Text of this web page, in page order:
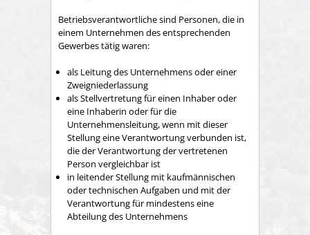
Betriebsverantwortliche sind Personen, die in
einem Unternehmen des entsprechenden
Gewerbes tätig waren:
als Leitung des Unternehmens oder einer
Zweigniederlassung
als Stellvertretung für einen Inhaber oder
eine Inhaberin oder für die
Unternehmensleitung, wenn mit dieser
Stellung eine Verantwortung verbunden ist,
die der Verantwortung der vertretenen
Person vergleichbar ist
in leitender Stellung mit kaufmännischen
oder technischen Aufgaben und mit der
Verantwortung für mindestens eine
Abteilung des Unternehmens